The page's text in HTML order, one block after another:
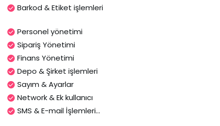
Barkod & Etiket işlemleri
Personel yönetimi
Sipariş Yönetimi
Finans Yönetimi
Depo & Şirket işlemleri
Sayım & Ayarlar
Network & Ek kullanıcı
SMS & E-mail İşlemleri...